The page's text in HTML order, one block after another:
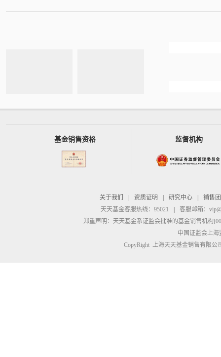
基金销售资格 监督机构
关于我们 资质证明 研究中心
销售
天天基金客服热线：95021
客服邮箱：
郑重声明： 天天基金系证监会批准的基金销售机构
中国证监会上
CopyRight 上海天天基金销售有限